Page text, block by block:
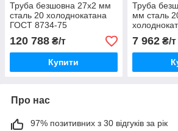
Труба безшовна 27х2 мм
сталь 20 холоднокатана
ГОСТ 8734-75
120 788 ₴/т
Купити
Труба
мм сталь
7 962₴/т
Про нас
97% позитивних з 30 відгуків за рік